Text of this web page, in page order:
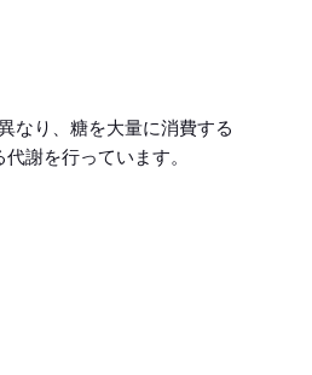
なり、糖を大量に消費する
謝を行っています。